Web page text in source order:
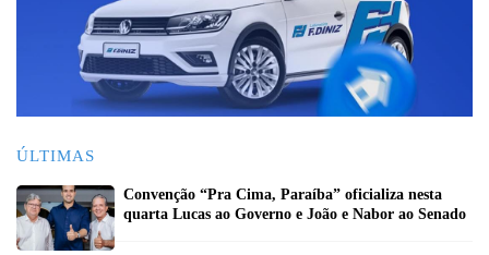
ÚLTIMAS
Convenção “Pra Cima, Paraíba” oficializa nesta
quarta Lucas ao Governo e João e Nabor ao Senado